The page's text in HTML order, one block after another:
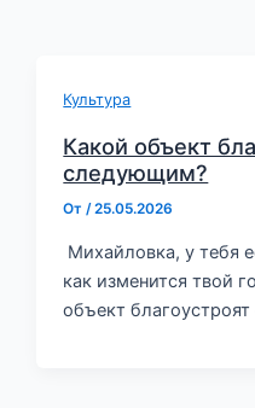
Культура
Какой объект
следующим?
От/25.05.2026
Михайловка, у тебя
как изменится твой
объект